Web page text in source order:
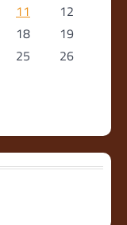
11
12
18
19
25
26